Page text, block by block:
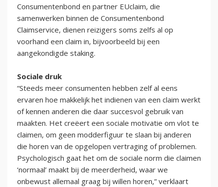
Consumentenbond en partner EUclaim, die
samenwerken binnen de Consumentenbond
Claimservice, dienen reizigers soms zelfs al op
voorhand een claim in, bijvoorbeeld bij een
aangekondigde staking.
Sociale druk
“Steeds meer consumenten hebben zelf al eens
ervaren hoe makkelijk het indienen van een claim werkt
of kennen anderen die daar succesvol gebruik van
maakten. Het creëert een sociale motivatie om vlot te
claimen, om geen modderfiguur te slaan bij anderen
die horen van de opgelopen vertraging of problemen.
Psychologisch gaat het om de sociale norm die claimen
‘normaal’ maakt bij de meerderheid, waar we
onbewust allemaal graag bij willen horen,” verklaart